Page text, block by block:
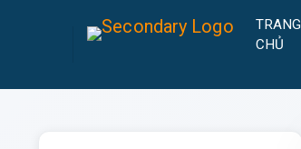
TRANG
CHỦ